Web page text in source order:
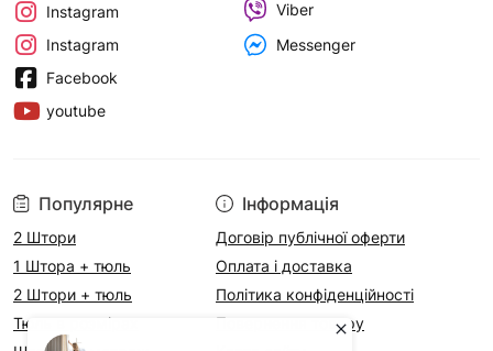
Популярне
2 Штори
1 Штора + тюль
2 Штори + тюль
Тюль в розмірах
Інформація
Договір публічної оферти
Оплата і доставка
Політика конфіденційності
Повернення товару
Instagram
Instagram
Facebook
youtube
Viber
Messenger